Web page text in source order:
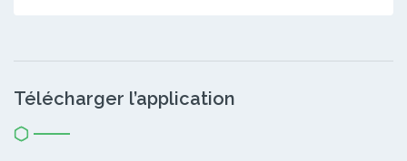
Télécharger l’application